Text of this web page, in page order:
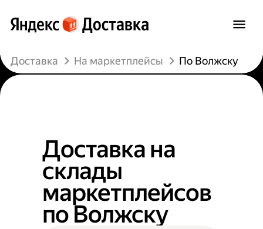
Доставка На маркетплейсы По Волжску
Доставка на
склады
маркетплейсов
по Волжску